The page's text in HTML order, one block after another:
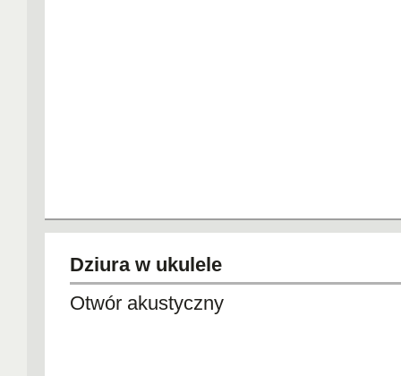
Dziura w ukulele
Otwór akustyczny